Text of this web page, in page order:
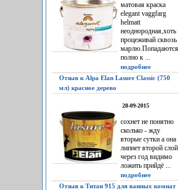
матовая краска
elegant vaggfarg
helmatt
неоднородная,хоть
процеживай сквозь
марлю.Попадаются
полно к ...
подробнее
Отзыв к Alpa Elan Lasure Classic (750
мл) красное дерево
28-09-2015
сохнет не понятно
сколько - жду
вторые сутки а она
липнет второй слой
через год видимо
ложить прийдё ...
подробнее
Отзыв к Титан 915 для ванных комнат